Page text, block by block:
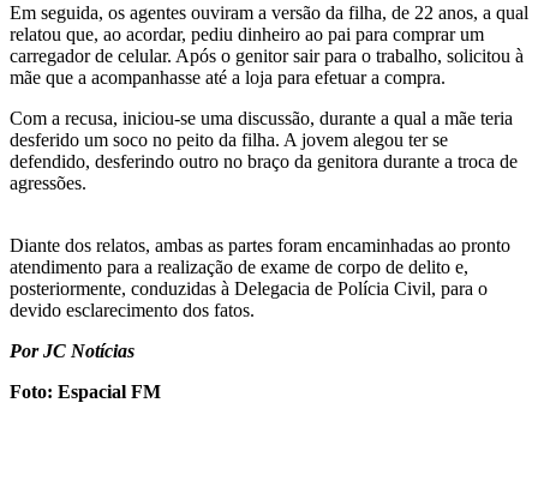
Em seguida, os agentes ouviram a versão da filha, de 22 anos, a qual
relatou que, ao acordar, pediu dinheiro ao pai para comprar um
carregador de celular. Após o genitor sair para o trabalho, solicitou à
mãe que a acompanhasse até a loja para efetuar a compra.
Com a recusa, iniciou-se uma discussão, durante a qual a mãe teria
desferido um soco no peito da filha. A jovem alegou ter se
defendido, desferindo outro no braço da genitora durante a troca de
agressões.
Diante dos relatos, ambas as partes foram encaminhadas ao pronto
atendimento para a realização de exame de corpo de delito e,
posteriormente, conduzidas à Delegacia de Polícia Civil, para o
devido esclarecimento dos fatos.
Por JC Notícias
Foto: Espacial FM